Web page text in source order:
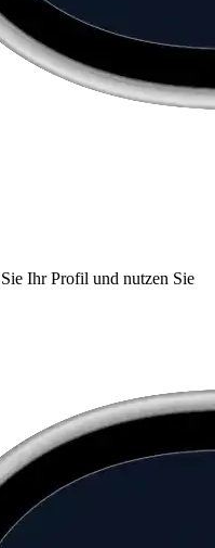
Ihr Profil und nutzen Sie